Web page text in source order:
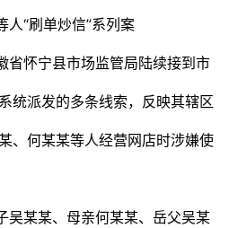
人“刷单炒信”系列案
省怀宁县市场监管局陆续接到市
统派发的多条线索，反映其辖区
、何某某等人经营网店时涉嫌使
吴某某、母亲何某某、岳父吴某